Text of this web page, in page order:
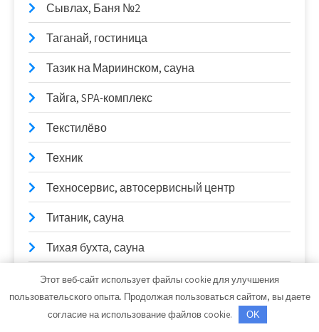
Сывлах, Баня №2
Таганай, гостиница
Тазик на Мариинском, сауна
Тайга, SPA-комплекс
Текстилёво
Техник
Техносервис, автосервисный центр
Титаник, сауна
Тихая бухта, сауна
Тихий двор, баня
Этот веб-сайт использует файлы cookie для улучшения
пользовательского опыта. Продолжая пользоваться сайтом, вы даете
согласие на использование файлов cookie.
OK